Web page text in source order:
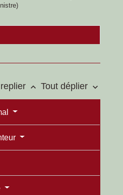
keyboard_arrow_up Tout déplier keyboard_arrow_down